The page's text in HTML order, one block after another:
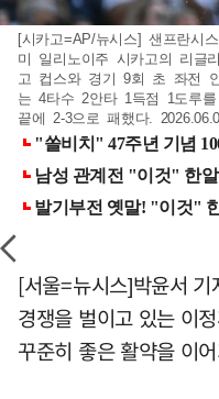
[시카고=AP/뉴시스] 샌프란시
미 일리노이주 시카고의 리글
고 컵스와 경기 9회 초 좌전
는 4타수 2안타 1득점 1도루
끝에 2-3으로 패했다.
[서울=뉴시스]박윤서
경쟁을 벌이고 있는 이
꾸준히 좋은 활약을 이